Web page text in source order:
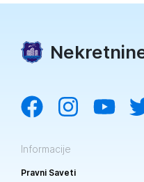
Informacije
Pravni Saveti